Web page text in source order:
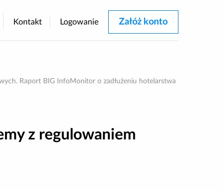
Kontakt Logowanie Załóż konto
Raport BIG InfoMonitor o zadłużeniu hotelarstwa
z regulowaniem